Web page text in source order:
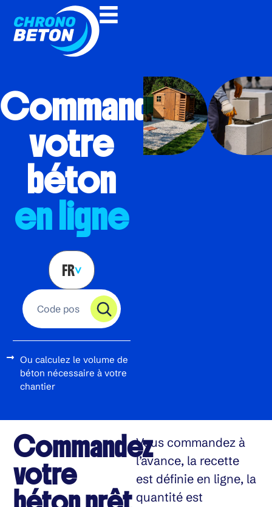
Commandez
votre
béton
en ligne
FR>
Ou calculez le volume de
béton nécessaire à votre
chantier
Commandez
votre
Vous commandez à
l’avance, la recette
est définie en ligne, la
quantité est